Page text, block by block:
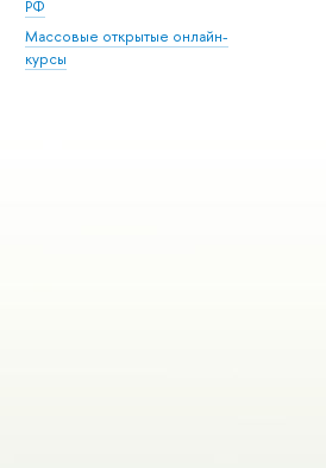
РФ
Массовые открытые онлайн-
курсы